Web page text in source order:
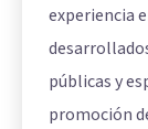
experiencia
públicas y
promoción